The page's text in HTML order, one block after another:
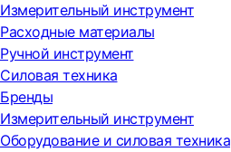
Измерительный инструмент
Расходные материалы
Ручной инструмент
Силовая техника
Бренды
Измерительный инструмент
Оборудование и силовая техника